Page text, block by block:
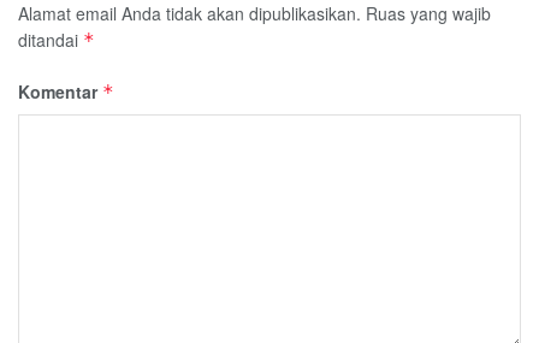
Alamat email Anda tidak akan dipublikasikan. Ruas yang wajib
ditandai *
Komentar *